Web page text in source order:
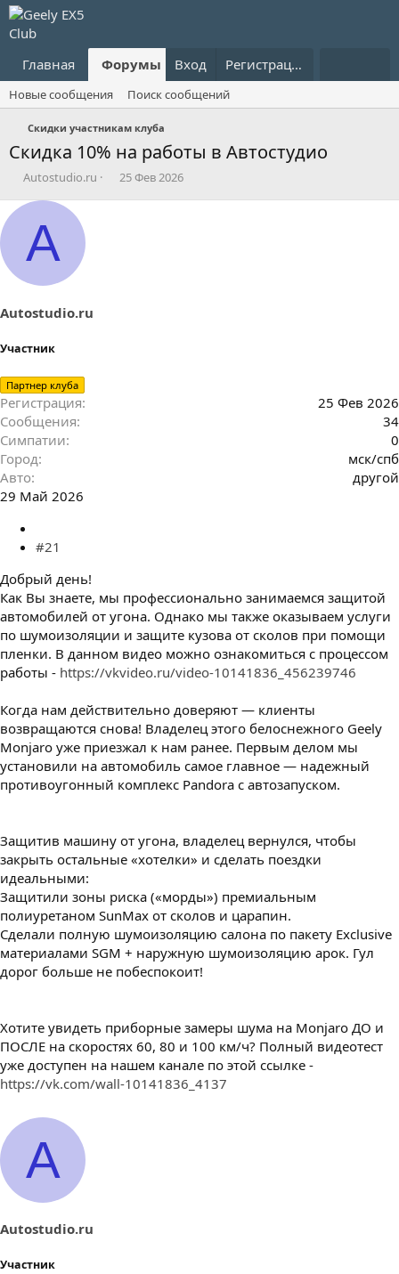
Главная Форумы Что нового?
Вход Регистрация
Новые сообщения Поиск сообщений
Скидки участникам клуба
Скидка 10% на работы в Автостудио
А
т
т
м
Autostudio.ru
Д
25 Фев 2026
A
Autostudio.ru
Участник
Партнер клуба
Регистрация
25 Фев 2026
Сообщения
34
Симпатии
0
Город
мск/спб
Авто
другой
29 Май 2026
#21
Добрый день!
Как Вы знаете, мы профессионально занимаемся защитой
автомобилей от угона. Однако мы также оказываем услуги
по шумоизоляции и защите кузова от сколов при помощи
пленки. В данном видео можно ознакомиться с процессом
работы - https://vkvideo.ru/video-10141836_456239746
Когда нам действительно доверяют — клиенты
возвращаются снова! Владелец этого белоснежного Geely
Monjaro уже приезжал к нам ранее. Первым делом мы
установили на автомобиль самое главное — надежный
противоугонный комплекс Pandora с автозапуском.
Защитив машину от угона, владелец вернулся, чтобы
закрыть остальные «хотелки» и сделать поездки
идеальными:
Защитили зоны риска («морды») премиальным
полиуретаном SunMax от сколов и царапин.
Сделали полную шумоизоляцию салона по пакету Exclusive
материалами SGM + наружную шумоизоляцию арок. Гул
дорог больше не побеспокоит!
Хотите увидеть приборные замеры шума на Monjaro ДО и
ПОСЛЕ на скоростях 60, 80 и 100 км/ч? Полный видеотест
уже доступен на нашем канале по этой ссылке -
https://vk.com/wall-10141836_4137
A
Autostudio.ru
Участник